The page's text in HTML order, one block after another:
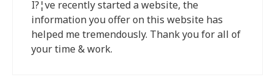
I?¦ve recently started a website, the
information you offer on this website has
helped me tremendously. Thank you for all of
your time & work.